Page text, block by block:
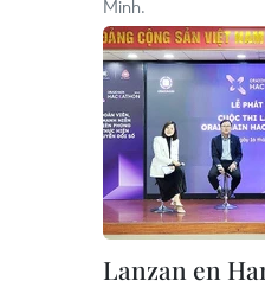
Minh.
Lanzan en